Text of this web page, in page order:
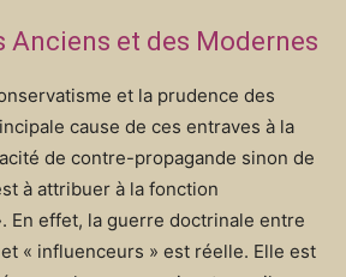
Anciens et des Modernes
et la prudence des
cause de ces entraves à la
de contre-propagande sinon de
à attribuer à la fonction
En effet, la guerre doctrinale entre
« influenceurs » est réelle. Elle est